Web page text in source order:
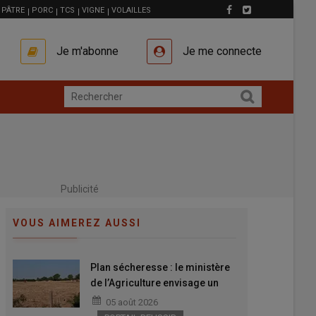
PÂTRE PORC TCS VIGNE VOLAILLES
Je m'abonne Je me connecte
Publicité
VOUS AIMEREZ AUSSI
Plan sécheresse : le ministère
de l’Agriculture envisage un
volet « fourrage » pour les
05 août 2026